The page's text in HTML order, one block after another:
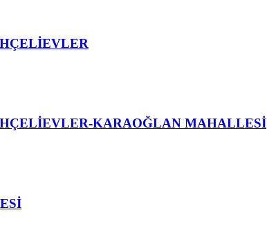
KARAOĞLAN MAHALLESİ